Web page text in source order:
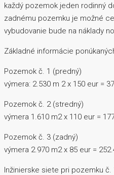
každý pozemok jeden rodinný
zadnému pozemku je možné
vybudovanie bude na náklady
Základné informácie
Pozemok č. 1 (predný)
výmera: 2.530 m 2 x 150 eur =
Pozemok č. 2 (stredný)
výmera 1.610 m2 x 110 eur =
Pozemok č. 3 (zadný)
výmera 2.970 m2 x 85 eur =
Inžinierske siete pri pozemku